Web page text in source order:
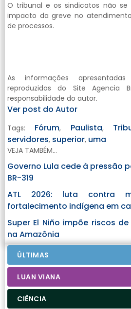
O tribunal e os sindicatos não
impacto da greve no
de processos.
As informações
reproduzidas do Site Agencia
responsabilidade do autor.
Ver post do Autor
Tags: Fórum, Paulista,
servidores, superior, uma
VEJA TAMBÉM...
Governo Lula cede à pressão
BR-319
ATL 2026: luta contra
fortalecimento indígena em
Super El Niño impõe riscos
na Amazônia
ÚLTIMAS
LUAN VIANA
CIÊNCIA